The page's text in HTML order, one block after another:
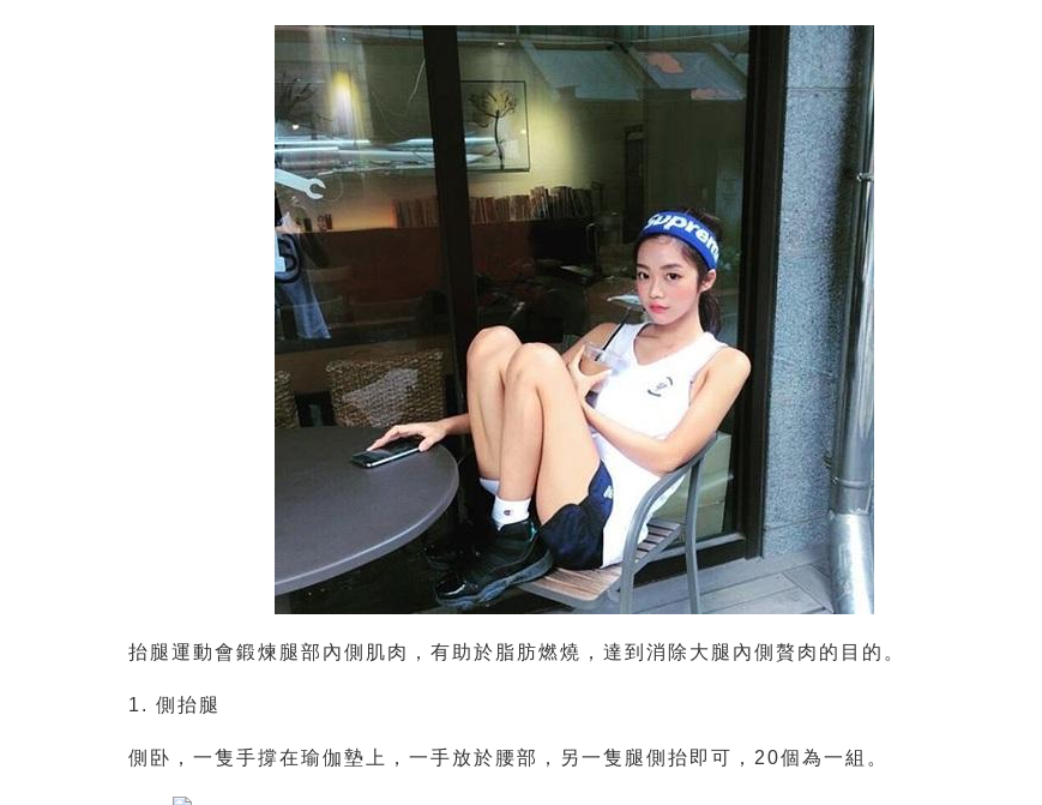
抬腿運動會鍛煉腿部內側肌肉，有助於脂肪燃燒，達到消除大腿內側贅肉的目的。
1. 側抬腿
側卧，一隻手撐在瑜伽墊上，一手放於腰部，另一隻腿側抬即可，20個為一組。